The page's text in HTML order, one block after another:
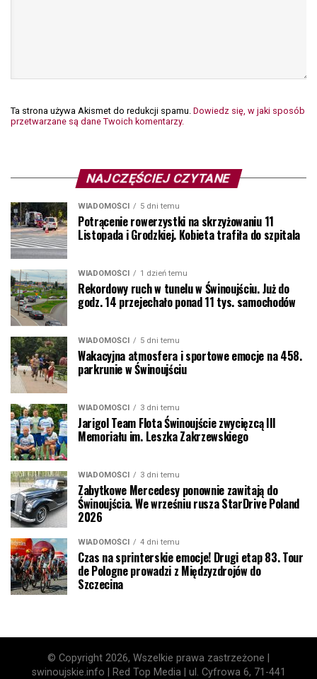
Ta strona używa Akismet do redukcji spamu. Dowiedz się, w jaki sposób
przetwarzane są dane Twoich komentarzy.
NAJCZĘŚCIEJ CZYTANE
WIADOMOŚCI 5 dni temu
Potrącenie rowerzystki na skrzyżowaniu 11
Listopada i Grodzkiej. Kobieta trafiła do szpitala
WIADOMOŚCI 1 dzień temu
Rekordowy ruch w tunelu w Świnoujściu. Już do
godz. 14 przejechało ponad 11 tys. samochodów
WIADOMOŚCI 5 dni temu
Wakacyjna atmosfera i sportowe emocje na 458.
parkrunie w Świnoujściu
WIADOMOŚCI 3 dni temu
Jarigol Team Flota Świnoujście zwycięzcą III
Memoriału im. Leszka Zakrzewskiego
WIADOMOŚCI 3 dni temu
Zabytkowe Mercedesy ponownie zawitają do
Świnoujścia. We wrześniu rusza StarDrive Poland
2026
WIADOMOŚCI 4 dni temu
Czas na sprinterskie emocje! Drugi etap 83. Tour
de Pologne prowadzi z Międzyzdrojów do
Szczecina
© Copyright 2026, Wszelkie prawa zastrzeżone |
swinoujskie.info | Red Top Media | ul. Cyfrowa 6, 71-441